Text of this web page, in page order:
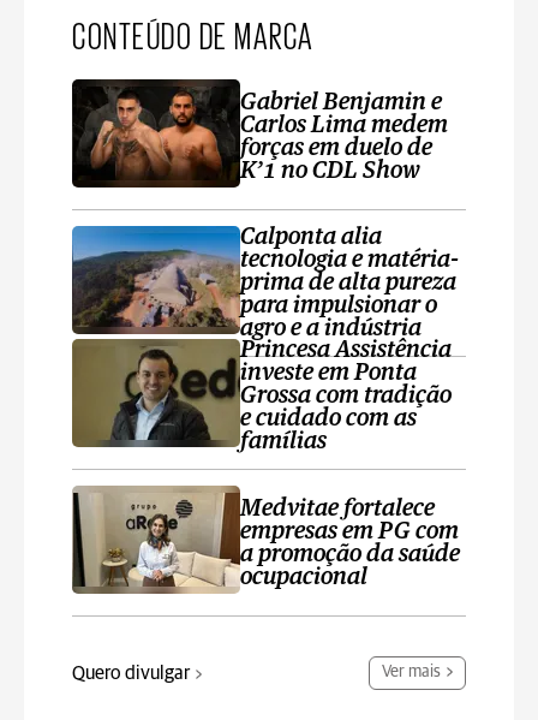
CONTEÚDO DE MARCA
Gabriel Benjamin e
Carlos Lima medem
forças em duelo de
K’1 no CDL Show
Calponta alia
tecnologia e matéria-
prima de alta pureza
para impulsionar o
agro e a indústria
Princesa Assistência
investe em Ponta
Grossa com tradição
e cuidado com as
famílias
Medvitae fortalece
empresas em PG com
a promoção da saúde
ocupacional
Quero divulgar Ver mais